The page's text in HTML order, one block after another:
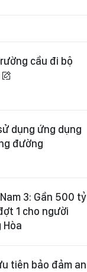
cầu đi bộ
dụng ứng dụng
đường
3: Gần 500 tỷ
1 cho người
tiên bảo đảm an